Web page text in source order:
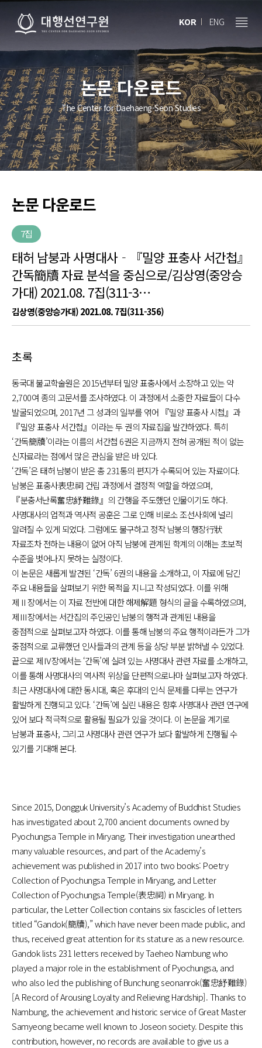
KOR ENG
논문 다운로드
The Center for Daehaeng-Seon Studies
논문 다운로드
7집
태허 남붕과 사명대사‐『밀양 표충사 서간첩』
간독簡牘 자료 분석을 중심으로/김상영(중앙승
가대) 2021.08. 7집(311-3…
김상영(중앙승가대) 2021.08. 7집(311-356)
초록
동국대 불교학술원은 2015년부터 밀양 표충사에서 소장하고 있는 약
2,700여 종의 고문서를 조사하였다. 이 과정에서 소중한 자료들이 다수
발굴되었으며, 2017년 그 성과의 일부를 엮어 『밀양 표충사 시첩』과
『밀양 표충사 서간첩』이라는 두 권의 자료집을 발간하였다. 특히
‘간독簡牘’이라는 이름의 서간첩 6권은 지금까지 전혀 공개된 적이 없는
신자료라는 점에서 많은 관심을 받은 바 있다.
‘간독’은 태허 남붕이 받은 총 231통의 편지가 수록되어 있는 자료이다.
남붕은 표충사表忠祠 건립 과정에서 결정적 역할을 하였으며,
『분충서난록奮忠紓難錄』의 간행을 주도했던 인물이기도 하다.
사명대사의 업적과 역사적 공훈은 그로 인해 비로소 조선사회에 널리
알려질 수 있게 되었다. 그럼에도 불구하고 정작 남붕의 행장行狀
자료조차 전하는 내용이 없어 아직 남붕에 관계된 학계의 이해는 초보적
수준을 벗어나지 못하는 실정이다.
이 논문은 새롭게 발견된 ‘간독’ 6권의 내용을 소개하고, 이 자료에 담긴
주요 내용들을 살펴보기 위한 목적을 지니고 작성되었다. 이를 위해
제Ⅱ장에서는 이 자료 전반에 대한 해제解題 형식의 글을 수록하였으며,
제Ⅲ장에서는 서간집의 주인공인 남붕의 행적과 관계된 내용을
중점적으로 살펴보고자 하였다. 이를 통해 남붕의 주요 행적이라든가 그가
중점적으로 교류했던 인사들과의 관계 등을 상당 부분 밝혀낼 수 있었다.
끝으로 제Ⅳ장에서는 ‘간독’에 실려 있는 사명대사 관련 자료를 소개하고,
이를 통해 사명대사의 역사적 위상을 단편적으로나마 살펴보고자 하였다.
최근 사명대사에 대한 동시대, 혹은 후대의 인식 문제를 다루는 연구가
활발하게 진행되고 있다. ‘간독’에 실린 내용은 향후 사명대사 관련 연구에
있어 보다 적극적으로 활용될 필요가 있을 것이다. 이 논문을 계기로
남붕과 표충사, 그리고 사명대사 관련 연구가 보다 활발하게 진행될 수
있기를 기대해 본다.
Since 2015, Dongguk University’s Academy of Buddhist Studies
has investigated about 2,700 ancient documents owned by
Pyochungsa Temple in Miryang. Their investigation unearthed
many valuable resources, and part of the Academy’s
achievement was published in 2017 into two books: Poetry
Collection of Pyochungsa Temple in Miryang, and Letter
Collection of Pyochungsa Temple(表忠祠) in Miryang. In
particular, the Letter Collection contains six fascicles of letters
titled “Gandok(簡牘),” which have never been made public, and
thus, received great attention for its stature as a new resource.
Gandok lists 231 letters received by Taeheo Nambung who
played a major role in the establishment of Pyochungsa, and
who also led the publishing of Bunchung seonanrok(奮忠紓難錄)
[A Record of Arousing Loyalty and Relieving Hardship]. Thanks to
Nambung, the achievement and historic service of Great Master
Samyeong became well known to Joseon society. Despite this
contribution, however, no records are available to give us a